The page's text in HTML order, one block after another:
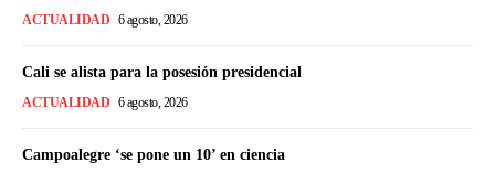
ACTUALIDAD 6 agosto, 2026
Cali se alista para la posesión presidencial
ACTUALIDAD 6 agosto, 2026
Campoalegre ‘se pone un 10’ en ciencia